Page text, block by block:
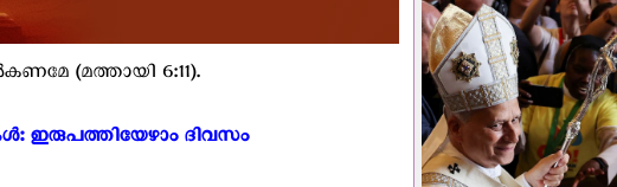
(മത്തായി 6:11).
ഇരുപത്തിയേഴാം ദിവസം